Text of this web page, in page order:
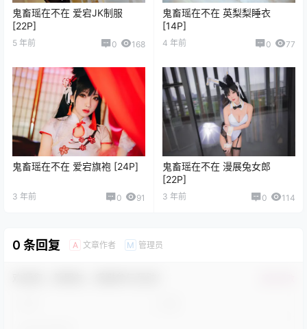
鬼畜瑶在不在 爱宕JK制服
[22P]
5 年前 0 168
鬼畜瑶在不在 英梨梨睡衣
[14P]
4 年前 0 77
鬼畜瑶在不在 爱宕旗袍 [24P]
3 年前 0 91
鬼畜瑶在不在 漫展兔女郎
[22P]
3 年前 0 114
0 条回复 A 文章作者 M 管理员